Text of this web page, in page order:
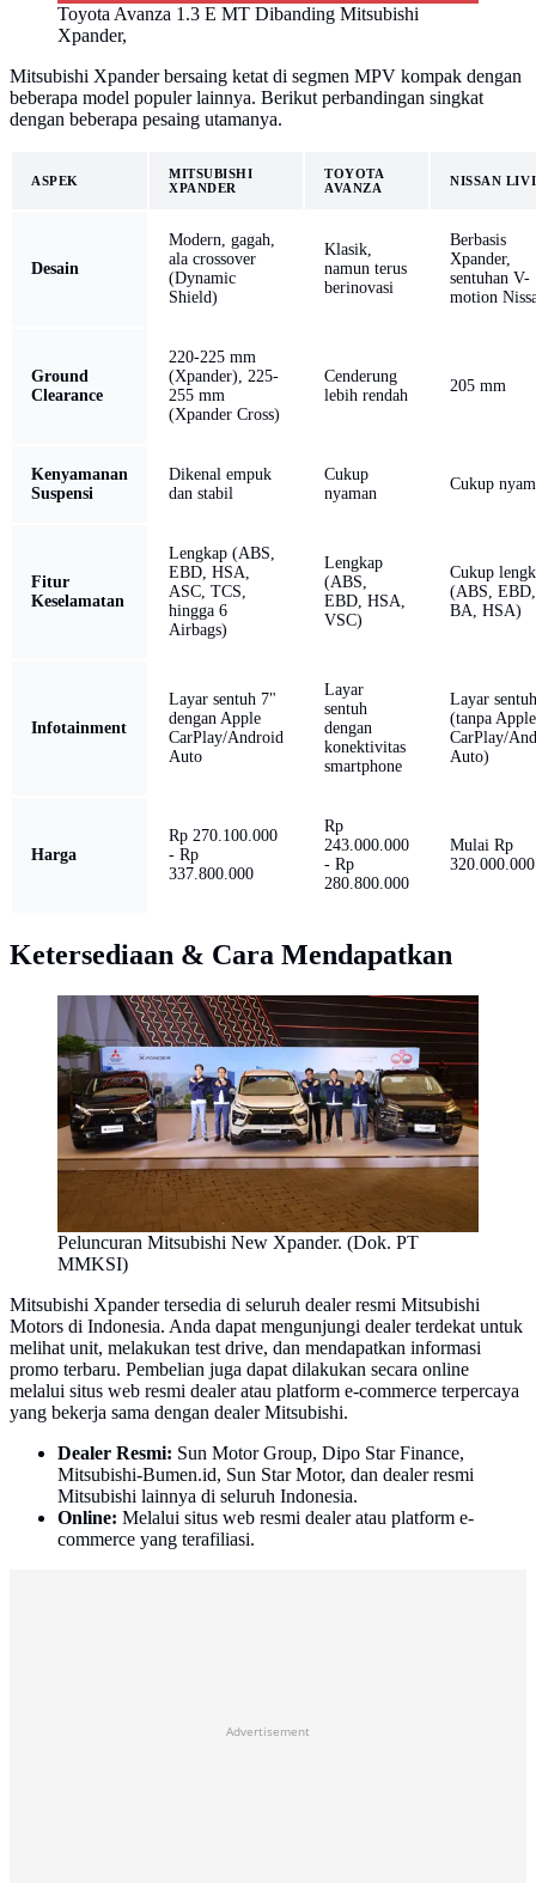
Toyota Avanza 1.3 E MT Dibanding Mitsubishi
Xpander,
Mitsubishi Xpander bersaing ketat di segmen MPV kompak dengan
beberapa model populer lainnya. Berikut perbandingan singkat
dengan beberapa pesaing utamanya.
ASPEK
MITSUBISHI
XPANDER
TOYOTA
AVANZA
NISSAN
Desain
Modern, gagah,
ala crossover
(Dynamic
Shield)
Klasik,
namun terus
berinovasi
Berbasis
Xpander,
sentuhan V-
motion
Ground
Clearance
220-225 mm
(Xpander), 225-
255 mm
(Xpander Cross)
Cenderung
lebih rendah
205 mm
Kenyamanan
Suspensi
Dikenal empuk
dan stabil
Cukup
nyaman
Cukup
Fitur
Keselamatan
Lengkap (ABS,
EBD, HSA,
ASC, TCS,
hingga 6
Airbags)
Lengkap
(ABS,
EBD, HSA,
VSC)
Cukup
(ABS, EBD,
BA, HSA)
Infotainment
Layar sentuh 7"
dengan Apple
CarPlay/Android
Auto
Layar
sentuh
dengan
konektivitas
smartphone
Layar
(tanpa Apple
CarPlay/
Auto)
Harga
Rp 270.100.000
- Rp
337.800.000
Rp
243.000.000
- Rp
280.800.000
Mulai Rp
320.000.000
Ketersediaan & Cara Mendapatkan
Peluncuran Mitsubishi New Xpander. (Dok. PT
MMKSI)
Mitsubishi Xpander tersedia di seluruh dealer resmi Mitsubishi
Motors di Indonesia. Anda dapat mengunjungi dealer terdekat untuk
melihat unit, melakukan test drive, dan mendapatkan informasi
promo terbaru. Pembelian juga dapat dilakukan secara online
melalui situs web resmi dealer atau platform e-commerce terpercaya
yang bekerja sama dengan dealer Mitsubishi.
Dealer Resmi: Sun Motor Group, Dipo Star Finance,
Mitsubishi-Bumen.id, Sun Star Motor, dan dealer resmi
Mitsubishi lainnya di seluruh Indonesia.
Online: Melalui situs web resmi dealer atau platform e-
commerce yang terafiliasi.
Advertisement